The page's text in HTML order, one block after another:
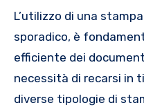
L’utilizzo di una
sporadico, è
efficiente dei
necessità di recarsi in
diverse tipologie di